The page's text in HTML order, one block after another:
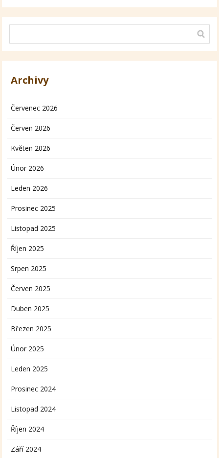
Archivy
Červenec 2026
Červen 2026
Květen 2026
Únor 2026
Leden 2026
Prosinec 2025
Listopad 2025
Říjen 2025
Srpen 2025
Červen 2025
Duben 2025
Březen 2025
Únor 2025
Leden 2025
Prosinec 2024
Listopad 2024
Říjen 2024
Září 2024